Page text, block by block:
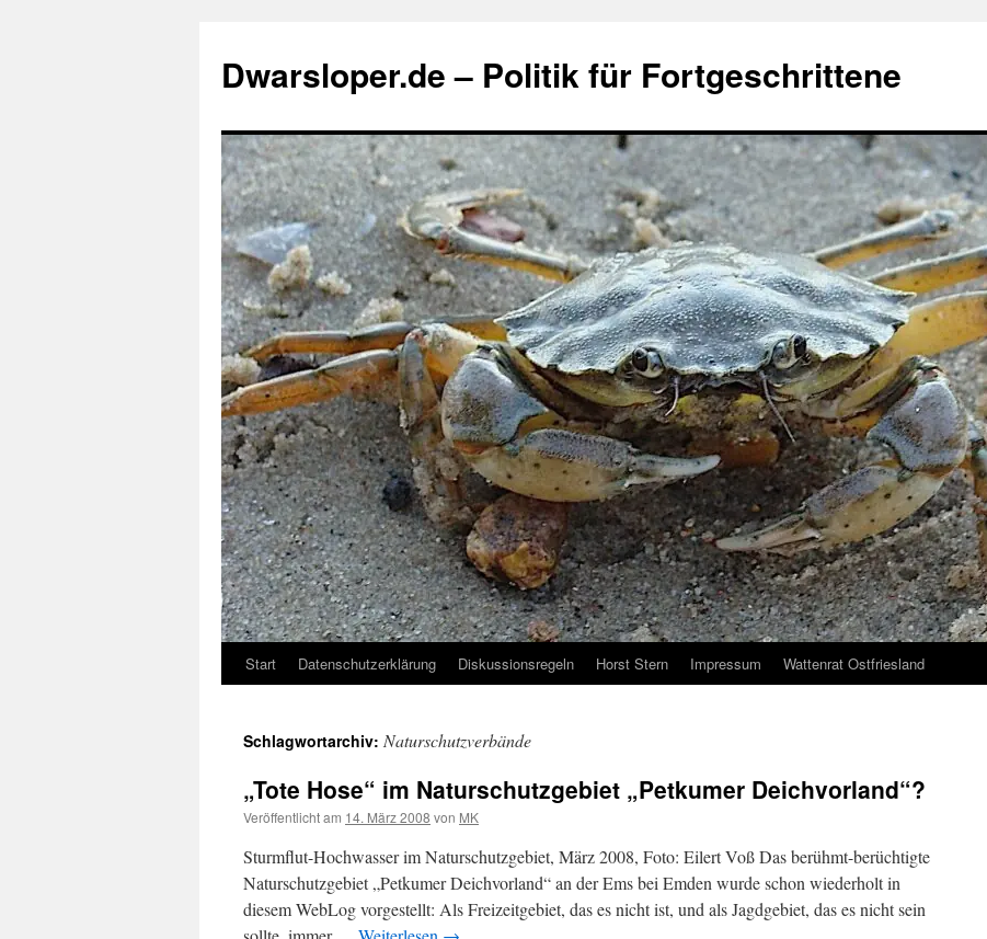
springen
Dwarsloper.de – Politik für Fortgeschrittene
Start Datenschutzerklärung Diskussionsregeln Horst Stern Impressum Wattenrat Ostfriesland
Schlagwortarchiv: Naturschutzverbände
„Tote Hose“ im Naturschutzgebiet „Petkumer Deichvorland“?
Veröffentlicht am 14. März 2008 von MK
Sturmflut-Hochwasser im Naturschutzgebiet, März 2008, Foto: Eilert Voß Das berühmt-berüchtigte
Naturschutzgebiet „Petkumer Deichvorland“ an der Ems bei Emden wurde schon wiederholt in
diesem WebLog vorgestellt: Als Freizeitgebiet, das es nicht ist, und als Jagdgebiet, das es nicht sein